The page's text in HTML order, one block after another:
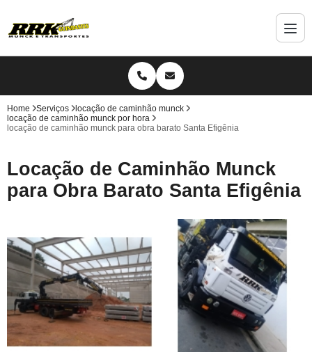
Home Serviços
locação de caminhão munck
locação de caminhão munck por hora
locação de caminhão munck para obra barato Santa Efigênia
Locação de Caminhão Munck
para Obra Barato Santa Efigênia